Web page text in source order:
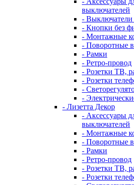
выключателей
- Выключатели
- Кнопки без
- Монтажные
- Поворотные
- Рамки
- Ретро-провод
- Розетки ТВ,
- Розетки
-
-
- Лизетта Декор
- Аксессуары
выключателей
- Монтажные
- Поворотные
- Рамки
- Ретро-провод
- Розетки ТВ,
- Розетки